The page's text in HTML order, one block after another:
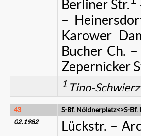
Berliner Str.
–
Karower
Bucher Ch.
Zepernicker
1 Tino-
43
S-Bf. Nöldnerplatz<>S-Bf.
02.1982
Lückstr. –